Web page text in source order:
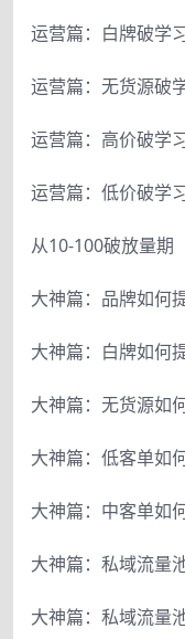
运营篇：白牌破学
运营篇：无货源破
运营篇：高价破学
运营篇：低价破学
从10-100破放量期
大神篇：品牌如何
大神篇：白牌如何
大神篇：无货源如
大神篇：低客单如
大神篇：中客单如
大神篇：私域流量
大神篇：私域流量